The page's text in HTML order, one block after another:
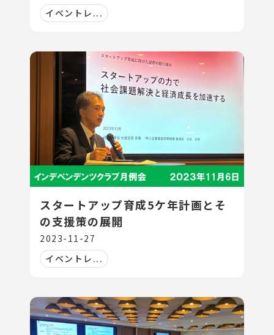
イベントレ...
スタートアップ育成5ケ年計画とそ
の支援策の展開
2023-11-27
イベントレ...